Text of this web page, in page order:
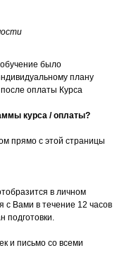
было
плану
оплаты Курса
курса / оплаты?
прямо с этой страницы
в личном
Вами в течение 12 часов
подготовки.
и письмо со всеми